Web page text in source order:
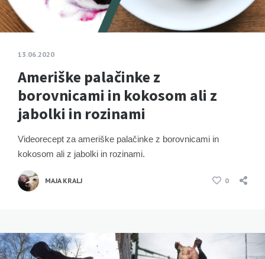
13.06.2020
Ameriške palačinke z
borovnicami in kokosom ali z
jabolki in rozinami
Videorecept za ameriške palačinke z borovnicami in
kokosom ali z jabolki in rozinami.
MAJA KRALJ 0